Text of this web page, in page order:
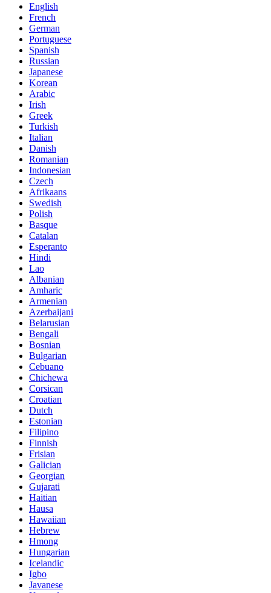
English
French
German
Portuguese
Spanish
Russian
Japanese
Korean
Arabic
Irish
Greek
Turkish
Italian
Danish
Romanian
Indonesian
Czech
Afrikaans
Swedish
Polish
Basque
Catalan
Esperanto
Hindi
Lao
Albanian
Amharic
Armenian
Azerbaijani
Belarusian
Bengali
Bosnian
Bulgarian
Cebuano
Chichewa
Corsican
Croatian
Dutch
Estonian
Filipino
Finnish
Frisian
Galician
Georgian
Gujarati
Haitian
Hausa
Hawaiian
Hebrew
Hmong
Hungarian
Icelandic
Igbo
Javanese